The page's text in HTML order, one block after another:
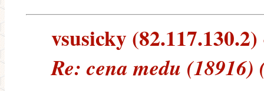
vsusicky
Re: cena medu (18916)